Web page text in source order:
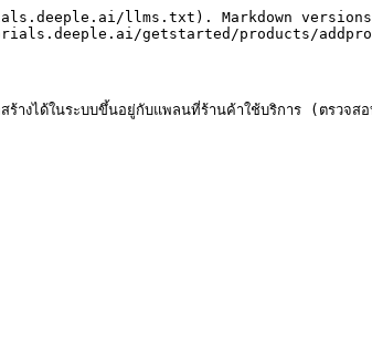
llms.txt). Markdown versions
getstarted/products/
งได้ในระบบขึ้นอยู่กับแพลนที่ร้านค้าใช้บริการ (ตรวจส